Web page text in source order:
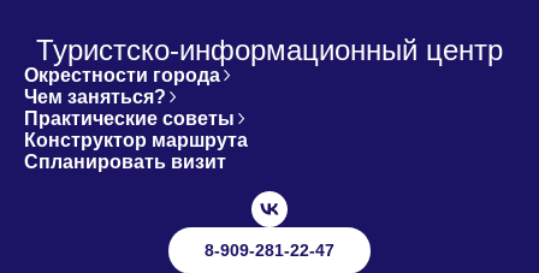
Туристско-информационный центр
Окрестности города
Чем заняться?
Практические советы
Конструктор маршрута
Спланировать визит
8-909-281-22-47